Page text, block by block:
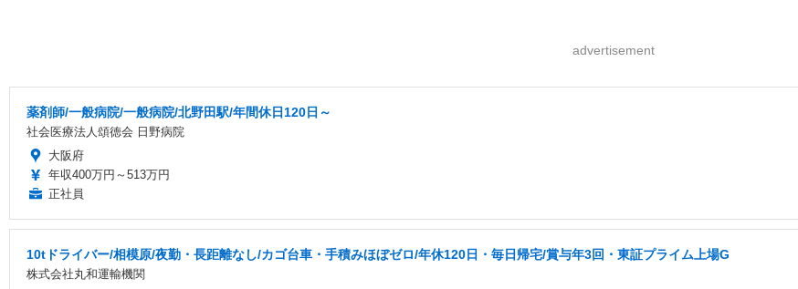
advertisement
薬剤師/一般病院/一般病院/北野田駅/年間休日120日～
社会医療法人頌徳会 日野病院
大阪府
年収400万円～513万円
正社員
10tドライバー/相模原/夜勤・長距離なし/カゴ台車・手積みほぼゼロ/年休120日・毎日帰宅/賞与年3回・東証プライム上場G
株式会社丸和運輸機関